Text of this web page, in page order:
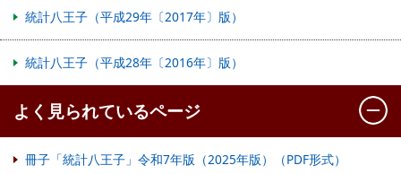
統計八王子（平成29年〔2017年〕版）
統計八王子（平成28年〔2016年〕版）
よく見られているページ
冊子「統計八王子」令和7年版（2025年版）（PDF形式）